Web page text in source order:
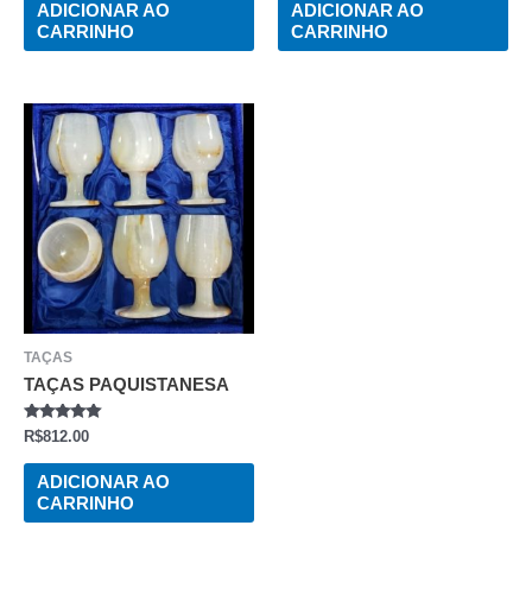
ADICIONAR AO
CARRINHO
ADICIONAR AO
CARRINHO
TAÇAS
TAÇAS PAQUISTANESA
AVALIAÇÃO
DE
R$812.00
ADICIONAR AO
CARRINHO